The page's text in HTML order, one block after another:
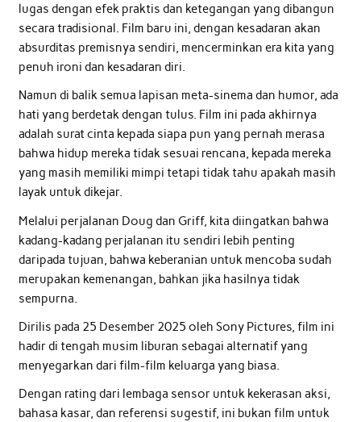
lugas dengan efek praktis dan ketegangan yang dibangun
secara tradisional. Film baru ini, dengan kesadaran akan
absurditas premisnya sendiri, mencerminkan era kita yang
penuh ironi dan kesadaran diri.
Namun di balik semua lapisan meta-sinema dan humor, ada
hati yang berdetak dengan tulus. Film ini pada akhirnya
adalah surat cinta kepada siapa pun yang pernah merasa
bahwa hidup mereka tidak sesuai rencana, kepada mereka
yang masih memiliki mimpi tetapi tidak tahu apakah masih
layak untuk dikejar.
Melalui perjalanan Doug dan Griff, kita diingatkan bahwa
kadang-kadang perjalanan itu sendiri lebih penting
daripada tujuan, bahwa keberanian untuk mencoba sudah
merupakan kemenangan, bahkan jika hasilnya tidak
sempurna.
Dirilis pada 25 Desember 2025 oleh Sony Pictures, film ini
hadir di tengah musim liburan sebagai alternatif yang
menyegarkan dari film-film keluarga yang biasa.
Dengan rating dari lembaga sensor untuk kekerasan aksi,
bahasa kasar, dan referensi sugestif, ini bukan film untuk